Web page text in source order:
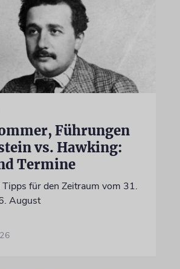
Führungen
vs. Hawking:
Termine
für den Zeitraum vom 31.
August